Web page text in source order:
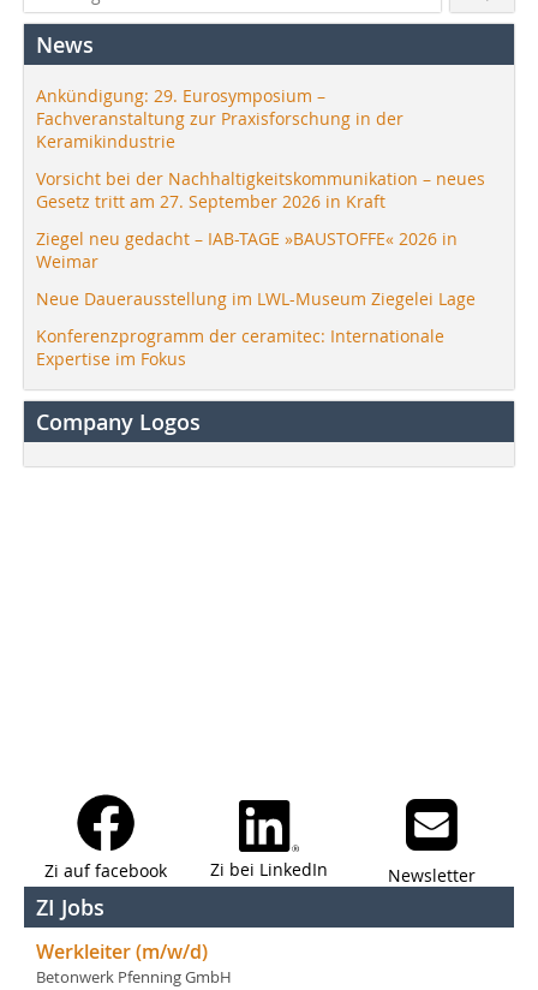
News
Ankündigung: 29. Eurosymposium –
Fachveranstaltung zur Praxisforschung in der
Keramikindustrie
Vorsicht bei der Nachhaltigkeitskommunikation – neues
Gesetz tritt am 27. September 2026 in Kraft
Ziegel neu gedacht – IAB-TAGE »BAUSTOFFE« 2026 in
Weimar
Neue Dauerausstellung im LWL-Museum Ziegelei Lage
Konferenzprogramm der ceramitec: Internationale
Expertise im Fokus
Company Logos
Zi auf facebook Zi bei LinkedIn Newsletter
ZI Jobs
Werkleiter (m/w/d)
Betonwerk Pfenning GmbH